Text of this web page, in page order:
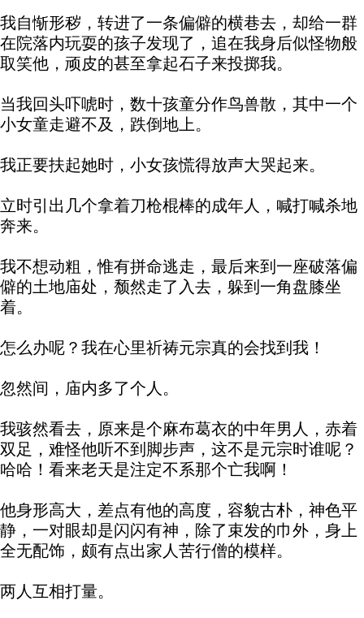
我自惭形秽，转进了一条偏僻的横巷去，却给一群
在院落内玩耍的孩子发现了，追在我身后似怪物般
取笑他，顽皮的甚至拿起石子来投掷我。
当我回头吓唬时，数十孩童分作鸟兽散，其中一个
小女童走避不及，跌倒地上。
我正要扶起她时，小女孩慌得放声大哭起来。
立时引出几个拿着刀枪棍棒的成年人，喊打喊杀地
奔来。
我不想动粗，惟有拼命逃走，最后来到一座破落偏
僻的土地庙处，颓然走了入去，躲到一角盘膝坐
着。
怎么办呢？我在心里祈祷元宗真的会找到我！
忽然间，庙内多了个人。
我骇然看去，原来是个麻布葛衣的中年男人，赤着
双足，难怪他听不到脚步声，这不是元宗时谁呢？
哈哈！看来老天是注定不系那个亡我啊！
他身形高大，差点有他的高度，容貌古朴，神色平
静，一对眼却是闪闪有神，除了束发的巾外，身上
全无配饰，颇有点出家人苦行僧的模样。
两人互相打量。